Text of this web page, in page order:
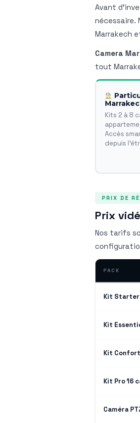
Avant
nécessaire.
Marrakech
Camera
tout
Kits 2 à 8
Accès
depuis
PRIX DE
Prix
Nos tarifs
PACK
Kit Starter
Kit
Kit
Kit Pro 16
Caméra